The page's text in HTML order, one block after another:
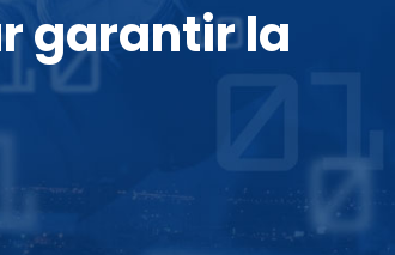
garantir la